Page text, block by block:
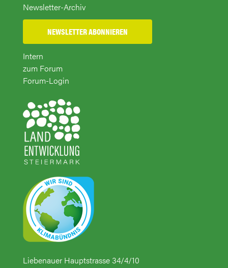
Newsletter-Archiv
NEWSLETTER ABONNIEREN
Intern
zum Forum
Forum-Login
Liebenauer Hauptstrasse 34/4/10